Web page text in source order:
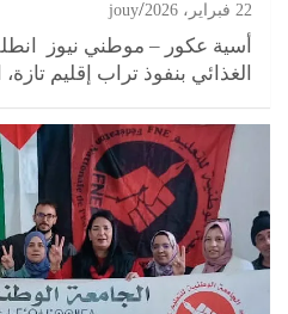
22 فبراير، 2026 jouy
أسية عكور – موطني نيوز
الغذائي بنفوذ تراب إقليم